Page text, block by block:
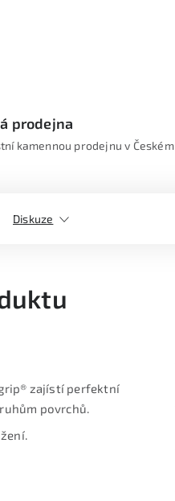
prodejna
kamennou prodejnu v Českém
Diskuze
zajístí perfektní
povrchů.